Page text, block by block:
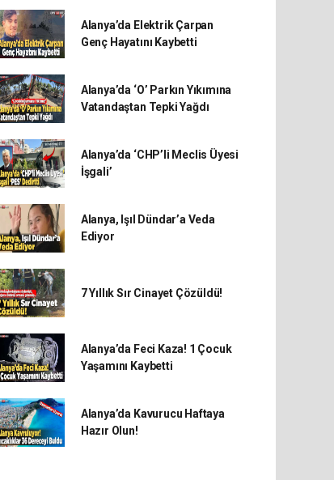
Alanya’da Elektrik Çarpan
Genç Hayatını Kaybetti
Alanya’da ‘O’ Parkın Yıkımına
Vatandaştan Tepki Yağdı
Alanya’da ‘CHP’li Meclis Üyesi
İşgali’
Alanya, Işıl Dündar’a Veda
Ediyor
7 Yıllık Sır Cinayet Çözüldü!
Alanya’da Feci Kaza! 1 Çocuk
Yaşamını Kaybetti
Alanya’da Kavurucu Haftaya
Hazır Olun!